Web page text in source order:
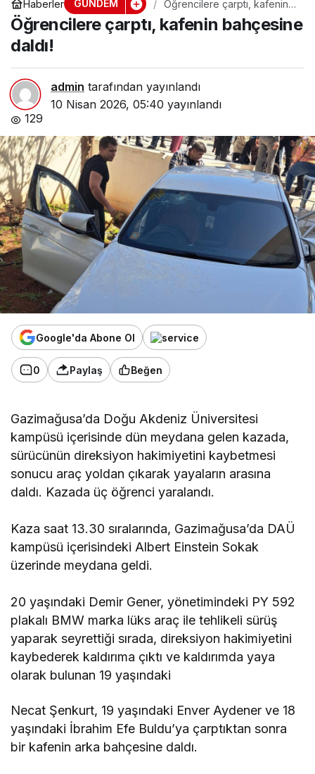
Haberler GÜNDEM
Öğrencilere çarptı, kafenin
bahçesine daldı!
Öğrencilere çarptı, kafenin bahçesine
daldı!
admin tarafından yayınlandı
10 Nisan 2026, 05:40 yayınlandı
129
Google'da Abone Ol
0 Paylaş Beğen
Gazimağusa’da Doğu Akdeniz Üniversitesi
kampüsü içerisinde dün meydana gelen kazada,
sürücünün direksiyon hakimiyetini kaybetmesi
sonucu araç yoldan çıkarak yayaların arasına
daldı. Kazada üç öğrenci yaralandı.
Kaza saat 13.30 sıralarında, Gazimağusa’da DAÜ
kampüsü içerisindeki Albert Einstein Sokak
üzerinde meydana geldi.
20 yaşındaki Demir Gener, yönetimindeki PY 592
plakalı BMW marka lüks araç ile tehlikeli sürüş
yaparak seyrettiği sırada, direksiyon hakimiyetini
kaybederek kaldırıma çıktı ve kaldırımda yaya
olarak bulunan 19 yaşındaki
Necat Şenkurt, 19 yaşındaki Enver Aydener ve 18
yaşındaki İbrahim Efe Buldu’ya çarptıktan sonra
bir kafenin arka bahçesine daldı.